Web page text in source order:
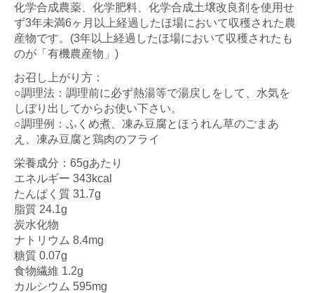
化学合成農薬、化学肥料、化学合成土壌改良剤を使用せ
ず3年未満6ヶ月以上経過したほ場において収穫された農
産物です。(3年以上経過したほ場において収穫されたも
のが「有機農産物」)
お召し上がり方：
○調理法：調理前に必ず熱湯等で湯戻しをして、水気を
しぼり出してからお使い下さい。
○調理例：ふくめ煮、凍み豆腐とほうれん草のごまあ
え、凍み豆腐と鶏肉のフライ
栄養成分：65gあたり
エネルギー 343kcal
たんぱく質 31.7g
脂質 24.1g
炭水化物
ナトリウム 8.4mg
糖質 0.07g
食物繊維 1.2g
カルシウム 595mg